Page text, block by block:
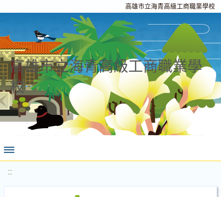
高雄市立海青高級工商職業學校
高雄市立海青高級工商職業學
校
:::